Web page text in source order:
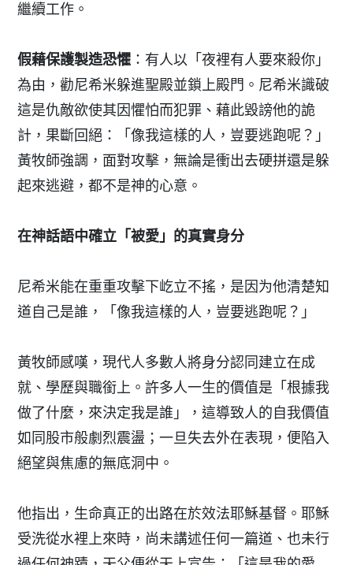
繼續工作。
假藉保護製造恐懼 ：有人以「夜裡有人要來殺你」
為由，勸尼希米躲進聖殿並鎖上殿門。尼希米識破
這是仇敵欲使其因懼怕而犯罪、藉此毀謗他的詭
計，果斷回絕：「像我這樣的人，豈要逃跑呢？」
黃牧師強調，面對攻擊，無論是衝出去硬拼還是躲
起來逃避，都不是神的心意。
在神話語中確立「被愛」的真實身分
尼希米能在重重攻擊下屹立不搖，是因为他清楚知
道自己是誰，「像我這樣的人，豈要逃跑呢？」
黃牧師感嘆，現代人多數人將身分認同建立在成
就、學歷與職銜上。許多人一生的價值是「根據我
做了什麼，來決定我是誰」，這導致人的自我價值
如同股市般劇烈震盪；一旦失去外在表現，便陷入
絕望與焦慮的無底洞中。
他指出，生命真正的出路在於效法耶穌基督。耶穌
受洗從水裡上來時，尚未講述任何一篇道、也未行